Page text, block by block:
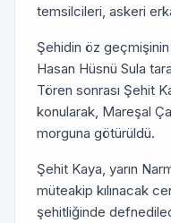
temsilcileri, askeri
Şehidin öz
Hasan Hüsnü Sula
Tören sonrası Şehit
konularak, Mareşal
morguna götürüldü.
Şehit Kaya, yarın
müteakip kılınacak
şehitliğinde